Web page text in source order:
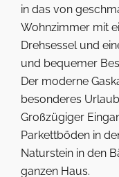
in das von
Wohnzimmer mit
Drehsessel und
und bequemer
Der moderne
besonderes
Großzügiger
Parkettböden in
Naturstein in den
ganzen Haus.